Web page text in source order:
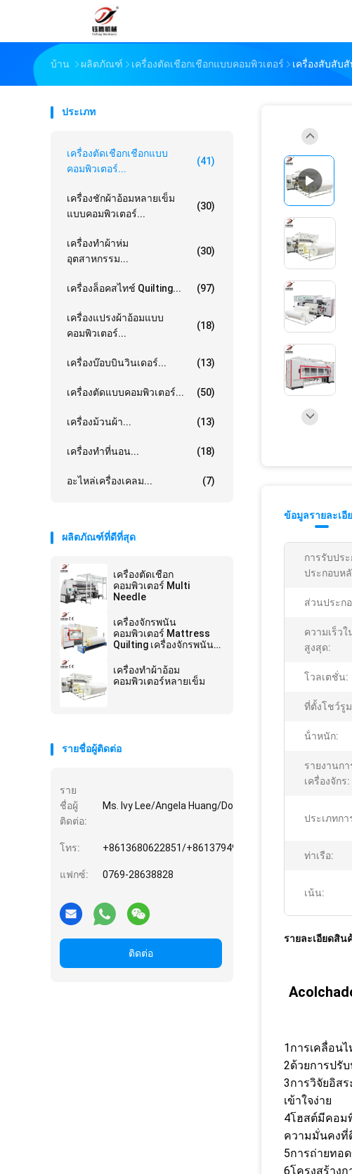
บ้าน ผลิตภัณฑ์ เครื่องตัดเชือกเชือกแบบคอมพิวเตอร์ เครื่องสับสับ
ประเภท
เครื่องตัดเชือกเชือกแบบ
คอมพิวเตอร์...
(41)
เครื่องชักผ้าอ้อมหลายเข็ม
แบบคอมพิวเตอร์...
(30)
เครื่องทําผ้าห่ม
อุตสาหกรรม...
(30)
เครื่องล็อคสไทช์ Quilting... (97)
เครื่องแปรงผ้าอ้อมแบบ
คอมพิวเตอร์...
(18)
เครื่องบ๊อบบินวินเดอร์... (13)
เครื่องตัดแบบคอมพิวเตอร์... (50)
เครื่องม้วนผ้า... (13)
เครื่องทำที่นอน... (18)
อะไหล่เครื่องเคลม... (7)
ผลิตภัณฑ์ที่ดีที่สุด
เครื่องตัดเชือก
คอมพิวเตอร์ Multi
Needle
เครื่องจักรพนัน
คอมพิวเตอร์ Mattress
Quilting เครื่องจักรพนัน
Multi Needle
เครื่องทําผ้าอ้อม
คอมพิวเตอร์หลายเข็ม
รายชื่อผู้ติดต่อ
ราย
ชื่อผู้
ติดต่อ:
Ms. Ivy Lee/Angela Huang/Donghuan Hu/Vincy Pang
โทร: +8613680622851/+8613794936882/
แฟกซ์: 0769-28638828
ติดต่อ
ข้อมูลรายละเอี
การรับปร
ประกอบห
ส่วนประก
ความเร็วใ
สูงสุด:
โวลเตชั่น:
ที่ตั้งโชว์รู
น้ําหนัก:
รายงานก
เครื่องจักร:
ประเภทก
ท่าเรือ:
เน้น:
รายละเอียดสิน
1การเคลื่อน
2ด้วยการปรั
3การวิจัยอิส
เข้าใจง่าย
4โฮสต์มีคอม
ความมั่นคงที่
5การถ่ายทอ
6โครงสร้าง